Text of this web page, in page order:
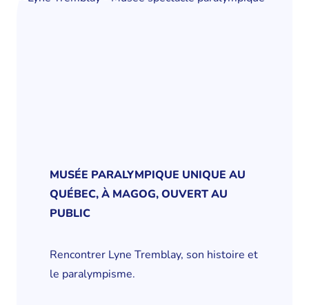
MUSÉE PARALYMPIQUE UNIQUE AU
QUÉBEC, À MAGOG, OUVERT AU
PUBLIC
Rencontrer Lyne Tremblay, son histoire et
le paralympisme.